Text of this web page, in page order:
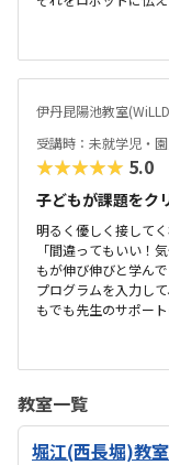
うに取り組んでいる
ような施設があり、
た。落ち着いた雰囲
れていて集中できる
ンなどもあり、お得
「こうだと思う！」
取り組んでいる姿が
伊丹昆陽池教室
受講時：未就学児・
★★★★★ 5.0
子どもが課題をク
明るく優しく接して
「間違ってもいい！
もが伸び伸びと学ん
プログラムを入力し
もでも先生のサポー
園の隣なので場所も
転車でも通えるとこ
目移りするものがな
て続けやすいと感じ
成感に満ち溢れた笑
出し方がとてもよく
教室一覧
堀江(西長堀)教